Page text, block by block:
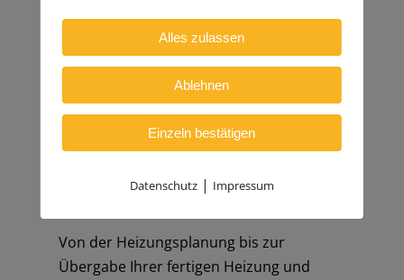
Ansprechpartner
Von der Heizungsplanung bis zur
Übergabe Ihrer fertigen Heizung und
Alles zulassen
Ablehnen
Einzeln bestätigen
Datenschutz| Impressum